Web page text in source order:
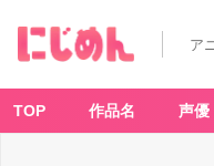
ア
TOP 作品名 声優